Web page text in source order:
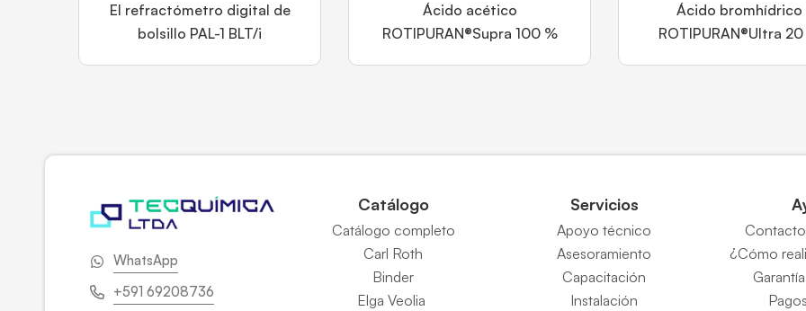
El refractómetro digital de
bolsillo PAL-1 BLT/i
Ácido acético
ROTIPURAN®Supra 100 %
Ácido bromhídrico
ROTIPURAN®Ultra
WhatsApp
+591 69208736
Catálogo
Catálogo completo
Carl Roth
Binder
Elga Veolia
Servicios
Apoyo técnico
Asesoramiento
Capacitación
Instalación
¿Cómo